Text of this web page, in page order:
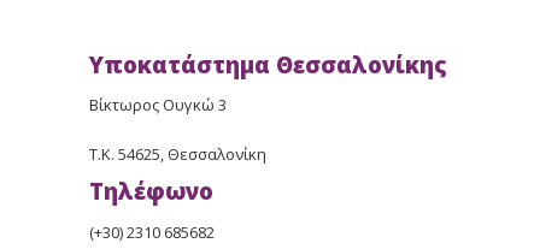
Υποκατάστημα Θεσσαλονίκης
Βίκτωρος Ουγκώ 3
Τ.Κ. 54625, Θεσσαλονίκη
Τηλέφωνο
(+30) 2310 685682